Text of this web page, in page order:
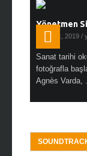
Yönetmen
19 Ocak, 2019 /
Sanat tarihi
fotoğrafla
Agnès Varda,